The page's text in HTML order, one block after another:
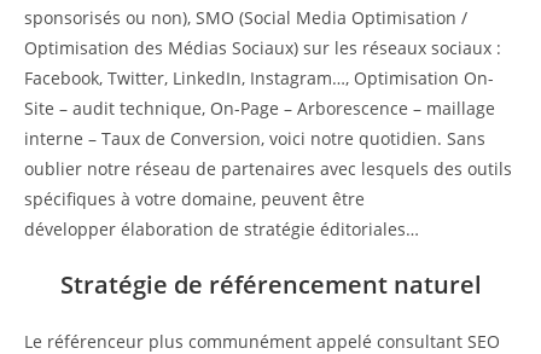
sponsorisés ou non), SMO (Social Media Optimisation /
Optimisation des Médias Sociaux) sur les réseaux sociaux :
Facebook, Twitter, LinkedIn, Instagram…, Optimisation On-
Site – audit technique, On-Page – Arborescence – maillage
interne – Taux de Conversion, voici notre quotidien. Sans
oublier notre réseau de partenaires avec lesquels des outils
spécifiques à votre domaine, peuvent être
développer élaboration de stratégie éditoriales…
Stratégie de référencement naturel
Le référenceur plus communément appelé consultant SEO